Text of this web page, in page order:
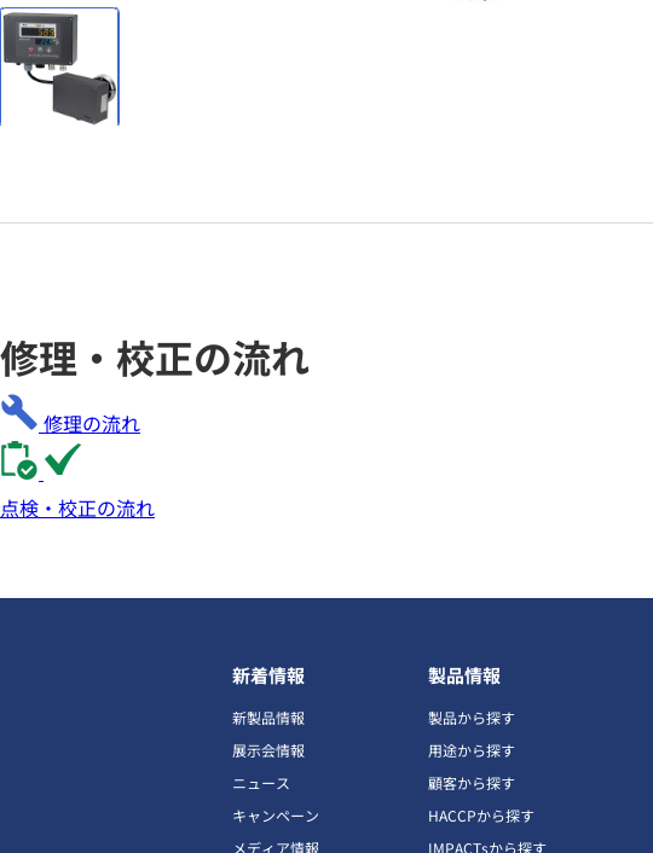
修理・校正の流れ
修理の流れ
点検・校正の流れ
新着情報
新製品情報
展示会情報
ニュース
キャンペーン
メディア情報
製品情報
製品から探す
用途から探す
顧客から探す
HACCPから探す
IMPACTsから探す